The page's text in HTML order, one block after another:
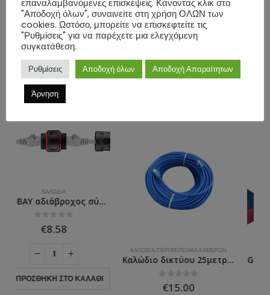
ΕΠΙΠΛΈΟΝ ΠΛΗΡΟΦΟΡΊΕΣ
ΠΕΡΙΦΕΡΕΙΑΚΆ ΚΑΜΕΡΏΝ
Καλώδιο δικτύου 25μετρα CAT5E
0ΣΤΑ
ΚΑΛΏΔΙΑ
GOOBAY καλώδιο δικτύου 95247, CAT 6 U/UTP, CCA, PVC, 0.25m, μπλε
0 ΣΤΑ
€0.96
επαναλαμβανόμενες επισκέψεις. Κάνοντας κλικ στο
"Αποδοχή όλων", συναινείτε στη χρήση ΟΛΩΝ των
cookies. Ωστόσο, μπορείτε να επισκεφτείτε τις
"Ρυθμίσεις" για να παρέχετε μια ελεγχόμενη
συγκατάθεση.
Ρυθμίσεις Αποδοχή όλων Αποδοχή Απαραίτητων
Άρνηση